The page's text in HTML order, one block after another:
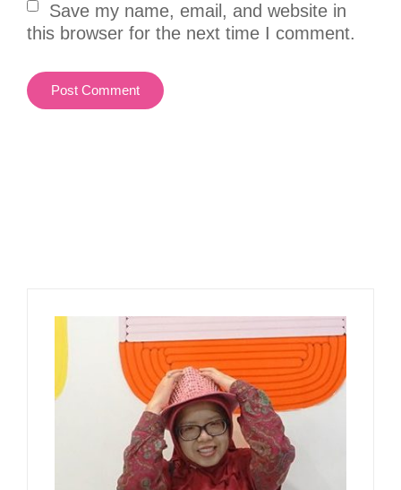
Save my name, email, and website in
this browser for the next time I comment.
Post Comment